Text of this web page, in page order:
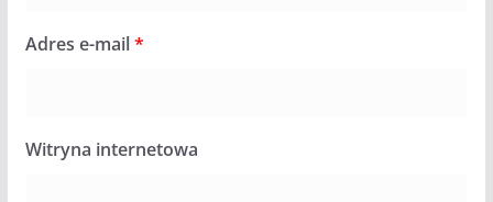
Adres e-mail*
Witryna internetowa